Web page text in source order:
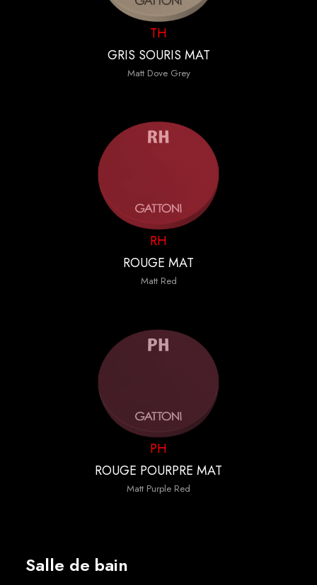
TH
GRIS SOURIS MAT
Matt Dove Grey
RH
ROUGE MAT
Matt Red
PH
ROUGE POURPRE MAT
Matt Purple Red
Salle de bain